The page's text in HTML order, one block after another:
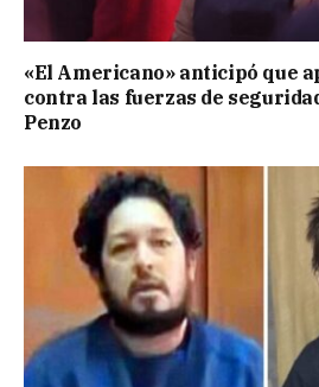
«El Americano» anticipó que
contra las fuerzas de
Penzo